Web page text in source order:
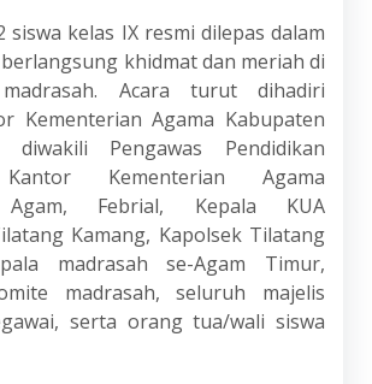
siswa kelas IX resmi dilepas dalam
khidmat dan meriah di
Acara turut dihadiri
Kementerian Agama Kabupaten
Pengawas Pendidikan
Kementerian Agama
Agam, Febrial, Kepala KUA
Kamang, Kapolsek Tilatang
madrasah se-Agam Timur,
madrasah, seluruh majelis
serta orang tua/wali siswa